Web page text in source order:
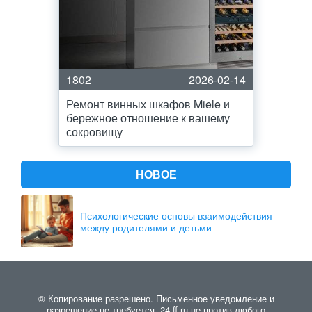
1802
2026-02-14
Ремонт винных шкафов Miele и
бережное отношение к вашему
сокровищу
НОВОЕ
Психологические основы взаимодействия
между родителями и детьми
© Копирование разрешено. Письменное уведомление и